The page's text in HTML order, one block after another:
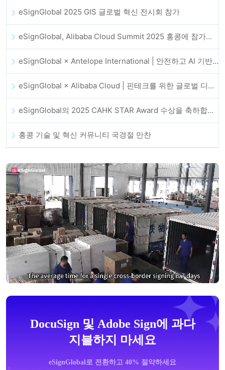
eSignGlobal 2025 GIS 글로벌 혁신 전시회 참가
eSignGlobal, Alibaba Cloud Summit 2025 홍콩에 참가해 AI 기반 클라우드 혁신과 디지털 신뢰를 강화
eSignGlobal × Antelope International | 안전하고 AI 기반의 디지털 워크플로우 발전 추진
eSignGlobal × Alibaba Cloud | 핀테크를 위한 글로벌 디지털 신뢰 강화를 위해 협력
eSignGlobal의 2025 CAHK STAR Award 수상을 축하합니다!
홍콩 기술 및 혁신 커뮤니티 국경절 만찬
DocuSign 및 Adobe Sign에 과다
지불하지 마세요
eSignGlobal로 전환하고 40% 절약하세요